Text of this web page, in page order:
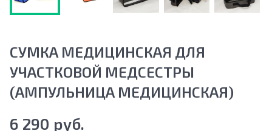
СУМКА МЕДИЦИНСКАЯ ДЛЯ
УЧАСТКОВОЙ МЕДСЕСТРЫ
(АМПУЛЬНИЦА МЕДИЦИНСКАЯ)
6 290 руб.